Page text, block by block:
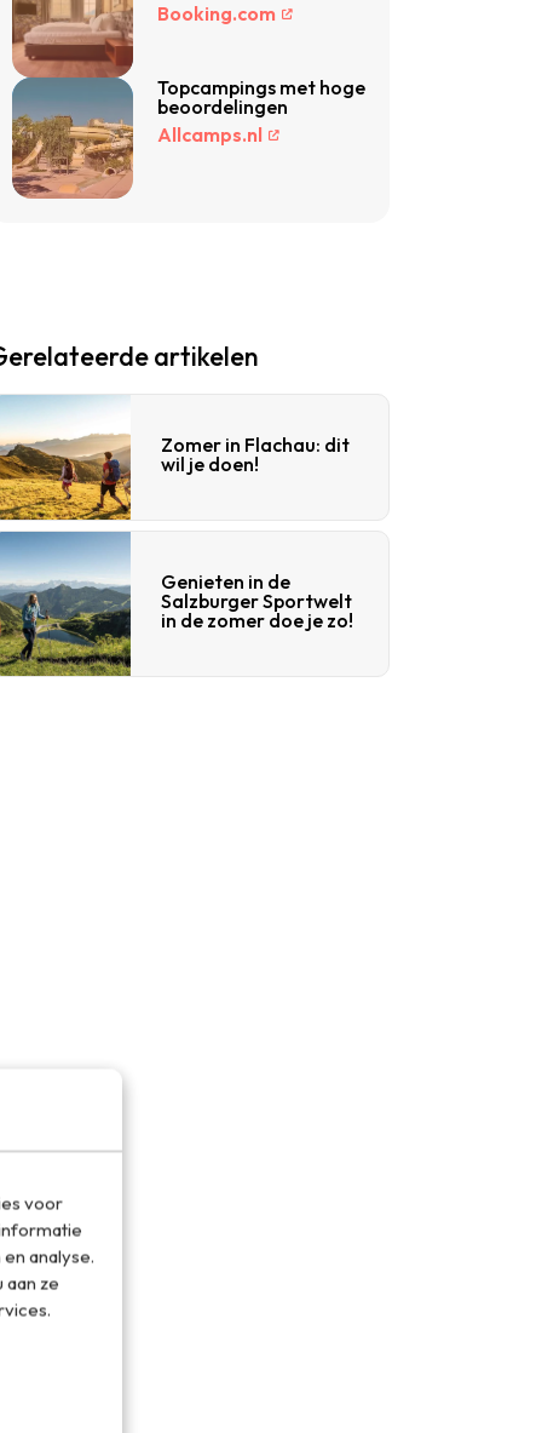
voor
analyse.
ze
Booking.com
Topcampings met hoge
beoordelingen
Allcamps.nl
artikelen
Zomer in Flachau: dit
wil je doen!
Genieten in de
Salzburger Sportwelt
in de zomer doe je zo!